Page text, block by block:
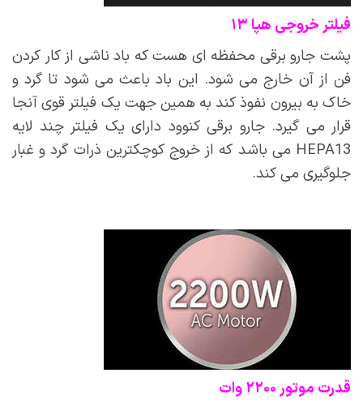
فیلتر خروجی هپا ۱۳
پشت جارو برقی محفظه ای هست که باد ناشی از کار کردن
فن از آن خارج می شود. این باد باعث می شود تا گرد و
خاک به بیرون نفوذ کند به همین جهت یک فیلتر قوی آنجا
قرار می گیرد. جارو برقی کنوود دارای یک فیلتر چند لایه
HEPA13 می باشد که از خروج کوچکترین ذرات گرد و غبار
جلوگیری می کند.
قدرت موتور ۲۲۰۰ وات